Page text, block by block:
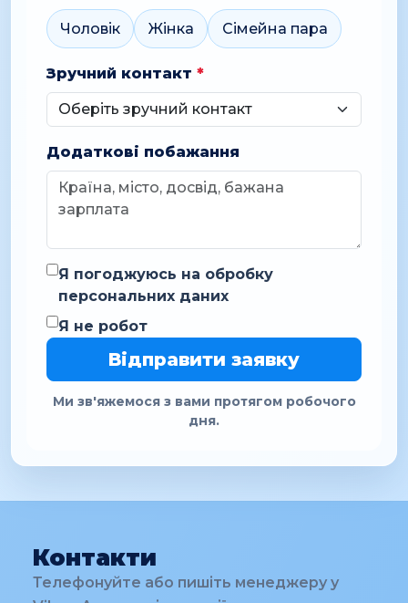
Чоловік Жінка Сімейна пара
Зручний контакт *
Додаткові побажання
Я погоджуюсь на обробку
персональних даних
Я не робот
Відправити заявку
Ми зв'яжемося з вами протягом робочого
дня.
Контакти
Телефонуйте або пишіть менеджеру у